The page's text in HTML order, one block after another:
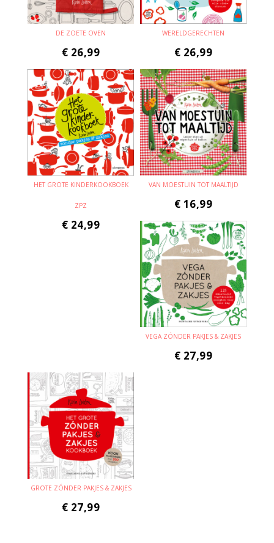
DE ZOETE OVEN
€ 26,99
WERELDGERECHTEN
€ 26,99
HET GROTE KINDERKOOKBOEK
ZPZ
€ 24,99
VAN MOESTUIN TOT MAALTIJD
€ 16,99
VEGA ZÓNDER PAKJES & ZAKJES
€ 27,99
GROTE ZÓNDER PAKJES & ZAKJES
€ 27,99